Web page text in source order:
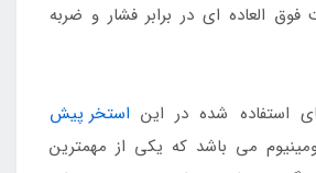
العاده ای در برابر فشار و ضربه
استفاده شده در این استخر پیش
می باشد که یکی از مهمترین